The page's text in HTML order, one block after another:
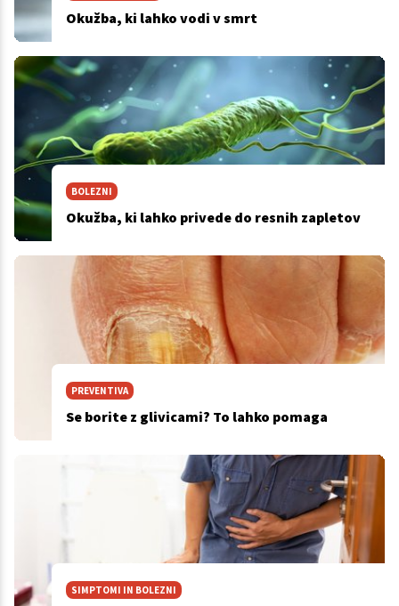
Okužba, ki lahko vodi v smrt
BOLEZNI
Okužba, ki lahko privede do resnih zapletov
PREVENTIVA
Se borite z glivicami? To lahko pomaga
SIMPTOMI IN BOLEZNI